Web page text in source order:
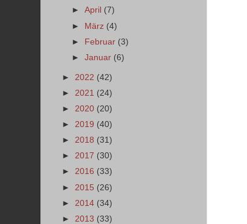
►April (7)
► März (4)
► Februar (3)
►Januar (6)
► 2022 (42)
► 2021 (24)
► 2020 (20)
► 2019 (40)
► 2018 (31)
► 2017 (30)
► 2016 (33)
► 2015 (26)
► 2014 (34)
► 2013 (33)